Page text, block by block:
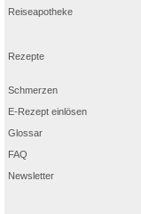
Reiseapotheke
Rezepte
Schmerzen
E-Rezept einlösen
Glossar
FAQ
Newsletter